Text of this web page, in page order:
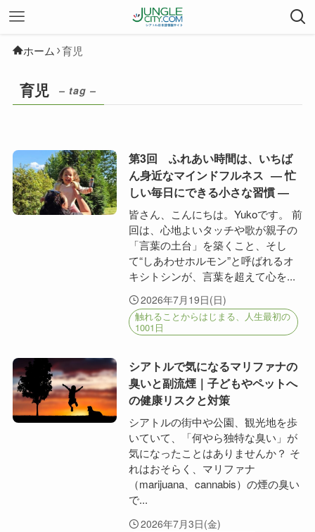
ホーム 育児
育児 – tag –
第3回 ふれあい時間は、いちば
ん身近なマインドフルネス ― 忙
しい毎日にできる小さな習慣 ―
皆さん、こんにちは。Yukoです。 前
回は、心地よいタッチや歌が親子の
「言葉の土台」を築くこと、そし
て“しあわせホルモン”と呼ばれるオ
キシトシンが、言葉を超えて心を...
2026年7月19日(日)
触れることからはじまる、人生最初の
1001日
シアトルで気になるマリファナの
臭いと副流煙｜子どもやペットへ
の健康リスクと対策
シアトルの街中や公園、観光地を歩
いていて、「何やら独特な臭い」が
気になったことはありませんか？ そ
れはおそらく、マリファナ
（marijuana、cannabis）の煙の臭い
で...
2026年7月3日(金)